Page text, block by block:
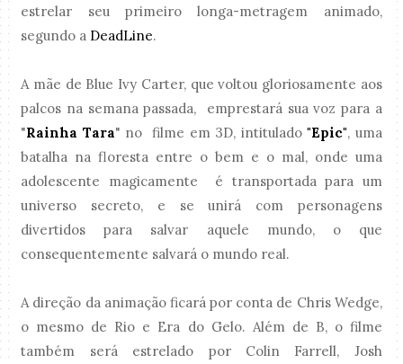
estrelar seu primeiro longa-metragem animado,
segundo a DeadLine.
A mãe de Blue Ivy Carter, que voltou gloriosamente aos
palcos na semana passada, emprestará sua voz para a
"Rainha Tara" no filme em 3D, intitulado"Epic", uma
batalha na floresta entre o bem e o mal, onde uma
adolescente magicamente é transportada para um
universo secreto, e se unirá com personagens
divertidos para salvar aquele mundo, o que
consequentemente salvará o mundo real.
A direção da animação ficará por conta de Chris Wedge,
o mesmo de Rio e Era do Gelo. Além de B, o filme
também será estrelado por Colin Farrell, Josh